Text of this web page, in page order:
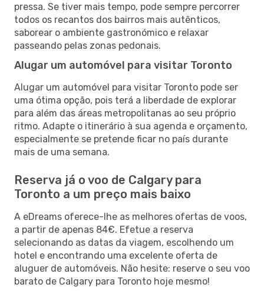
pressa. Se tiver mais tempo, pode sempre percorrer
todos os recantos dos bairros mais autênticos,
saborear o ambiente gastronómico e relaxar
passeando pelas zonas pedonais.
Alugar um automóvel para visitar Toronto
Alugar um automóvel para visitar Toronto pode ser
uma ótima opção, pois terá a liberdade de explorar
para além das áreas metropolitanas ao seu próprio
ritmo. Adapte o itinerário à sua agenda e orçamento,
especialmente se pretende ficar no país durante
mais de uma semana.
Reserva já o voo de Calgary para
Toronto a um preço mais baixo
A eDreams oferece-lhe as melhores ofertas de voos,
a partir de apenas 84€. Efetue a reserva
selecionando as datas da viagem, escolhendo um
hotel e encontrando uma excelente oferta de
aluguer de automóveis. Não hesite: reserve o seu voo
barato de Calgary para Toronto hoje mesmo!